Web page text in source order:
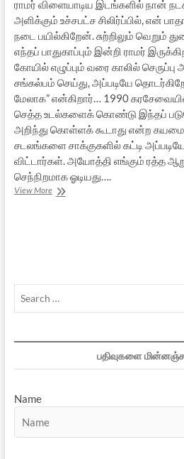
ராமர் விளையாடிய இடங்களில் நான்
அளிக்கும் உச்சபட்ச சிலிர்ப்பில், என்
நடை பயில்கிறேன். சுற்றிலும் வெறும்
எந்தப் பாதுகாப்பும் இன்றி ராமர்
கோயில் எழுப்பும் வரை காலில்
சங்கல்பம் செய்து, அப்படியே
மேலாக” என்கிறார்… 1990
செத்த உடல்களைக் கொண்டு இந்தப்
அறிந்து கொள்ளக் கூடாது என்ற
சடலங்களை சாக்குகளில் கட்டி அப்படியே
விட்டார்கள். அயோத்தி எங்கும் ரத்த
செந்நிறமாக ஓடியது….
View Moreஅயோத்தி:
பதிவுகளை
Name